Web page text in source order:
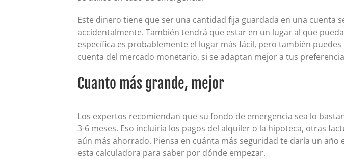
Este dinero tiene que ser una cantidad fija guardada en una cuenta
accidentalmente. También tendrá que estar en un lugar al que
específica es probablemente el lugar más fácil, pero también
cuenta del mercado monetario, si se adaptan mejor a tus
Cuanto más grande, mejor
Los expertos recomiendan que su fondo de emergencia sea lo
3-6 meses. Eso incluiría los pagos del alquiler o la hipoteca, otras
aún más ahorrado. Piensa en cuánta más seguridad te daría un
esta calculadora para saber por dónde empezar.